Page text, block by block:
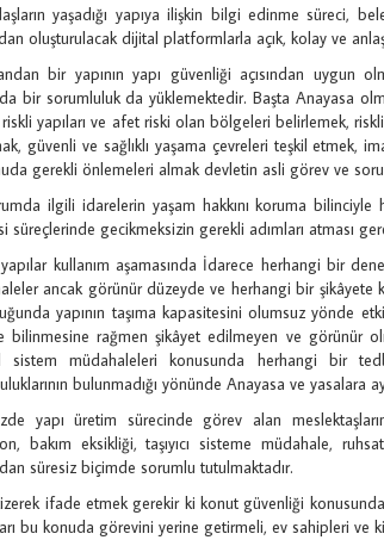
yaşadığı yapıya ilişkin bilgi edinme süreci,
oluşturulacak dijital platformlarla açık, kolay ve
bir yapının yapı güvenliği açısından uygun
bir sorumluluk da yüklemektedir. Başta Anayasa
yapıları ve afet riski olan bölgeleri belirlemek,
güvenli ve sağlıklı yaşama çevreleri teşkil etmek,
gerekli önlemeleri almak devletin asli görev ve
ilgili idarelerin yaşam hakkını koruma bilinciyle
süreçlerinde gecikmeksizin gerekli adımları atması
yapılar kullanım aşamasında İdarece herhangi bir
ancak görünür düzeyde ve herhangi bir şikâyete
yapının taşıma kapasitesini olumsuz yönde
bilinmesine rağmen şikâyet edilmeyen ve görünür
sistem müdahaleleri konusunda herhangi bir
bulunmadığı yönünde Anayasa ve yasalara
yapı üretim sürecinde görev alan
bakım eksikliği, taşıyıcı sisteme müdahale,
süresiz biçimde sorumlu tutulmaktadır.
ifade etmek gerekir ki konut güvenliği
bu konuda görevini yerine getirmeli, ev sahipleri ve